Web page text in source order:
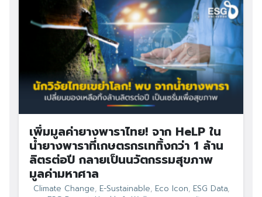
เพิ่มมูลค่ายางพาราไทย! จาก HeLP ใน
น้ำยางพาราที่เกษตรกรเททิ้งกว่า 1 ล้าน
ลิตรต่อปี กลายเป็นนวัตกรรมสุขภาพ
มูลค่ามหาศาล
Climate Change, E-Sustainable, Eco Icon, ESG Data,